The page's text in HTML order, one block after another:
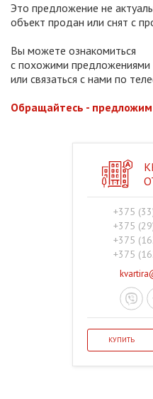
Это предложение не
объект продан или снят с
Вы можете ознакомиться
с похожими предложениями
или связаться с нами по
Обращайтесь -
+375
+375
+375
+375
КУПИТЬ